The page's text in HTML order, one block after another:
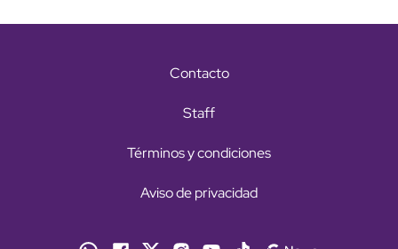
Contacto
Staff
Términos y condiciones
Aviso de privacidad